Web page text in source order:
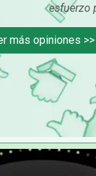
para lograrlo..
más opiniones >>